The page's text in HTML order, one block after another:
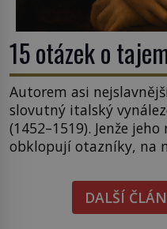
15 otázek o
Autorem asi
slovutný italský
(1452–1519). Jenže
obklopují otazníky, na
pověsil Napoleon?
Bonaparte
tak si ji ještě jako
DALŠÍ